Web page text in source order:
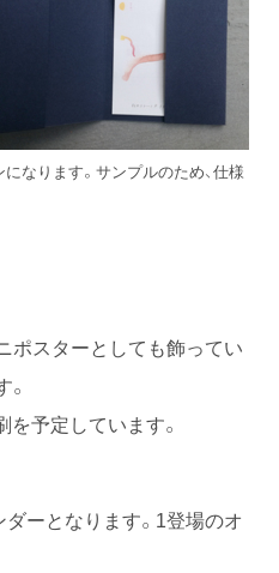
なります。サンプルのため、仕様
ポスターとしても飾ってい
を予定しています。
ーとなります。1登場のオ